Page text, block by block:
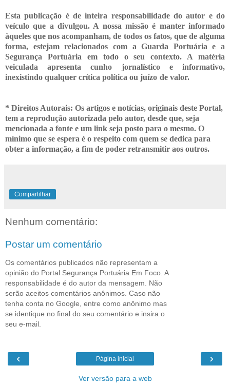
Esta publicação é de inteira responsabilidade do autor e do
veículo que a divulgou. A nossa missão é manter informado
àqueles que nos acompanham, de todos os fatos, que de alguma
forma, estejam relacionados com a Guarda Portuária e a
Segurança Portuária em todo o seu contexto. A matéria
veiculada apresenta cunho jornalístico e informativo,
inexistindo qualquer críticapolítica ou juízo de valor.
* Direitos Autorais: Os artigos e notícias, originais deste Portal,
tem a reprodução autorizada pelo autor, desde que, seja
mencionada a fonte e um link seja posto para o mesmo. O
mínimo que se espera é o respeito com quem se dedica para
obter a informação, a fim de poder retransmitir aos outros.
Compartilhar
Nenhum comentário:
Postar um comentário
Os comentários publicados não representam a
opinião do Portal Segurança Portuária Em Foco. A
responsabilidade é do autor da mensagem. Não
serão aceitos comentários anônimos. Caso não
tenha conta no Google, entre como anônimo mas
se identique no final do seu comentário e insira o
seu e-mail.
‹ ›
Página inicial
Ver versão para a web